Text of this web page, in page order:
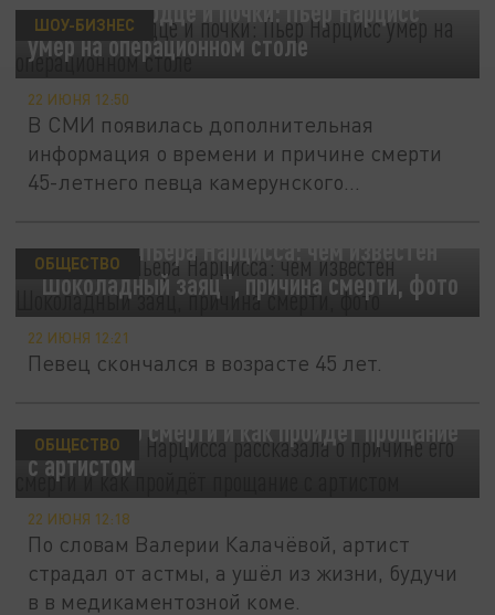
Отказало сердце и почки: Пьер Нарцисс
умер на операционном столе
ШОУ-БИЗНЕС
22 ИЮНЯ 12:50
В СМИ появилась дополнительная
информация о времени и причине смерти
45-летнего певца камерунского...
Биография Пьера Нарцисса: чем известен
"Шоколадный заяц", причина смерти, фото
ОБЩЕСТВО
22 ИЮНЯ 12:21
Певец скончался в возрасте 45 лет.
причине его смерти и как пройдёт прощание
с артистом
ОБЩЕСТВО
22 ИЮНЯ 12:18
По словам Валерии Калачёвой, артист
страдал от астмы, а ушёл из жизни, будучи
в в медикаментозной коме.